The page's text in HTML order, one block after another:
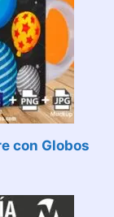
con Globos